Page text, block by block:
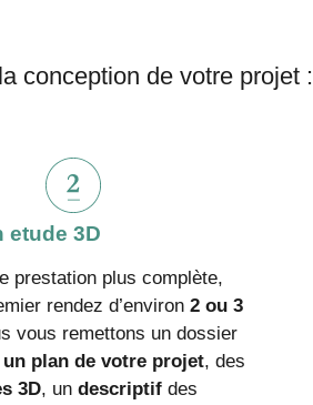
conception de votre projet :
etude 3D
prestation plus complète,
rendez d’environ 2 ou 3
vous remettons un dossier
un plan de votre projet, des
3D, un descriptif des